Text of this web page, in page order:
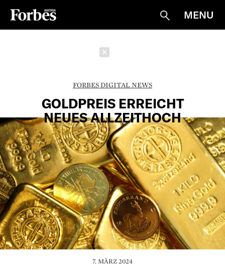
Suche
MENU
FORBES DIGITAL NEWS
GOLDPREIS ERREICHT
NEUES ALLZEITHOCH
7. MÄRZ 2024